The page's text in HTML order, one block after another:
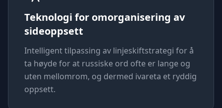
Teknologi for omorganisering av
sideoppsett
Intelligent tilpassing av linjeskiftstrategi for å
ta høyde for at russiske ord ofte er lange og
uten mellomrom, og dermed ivareta et ryddig
oppsett.